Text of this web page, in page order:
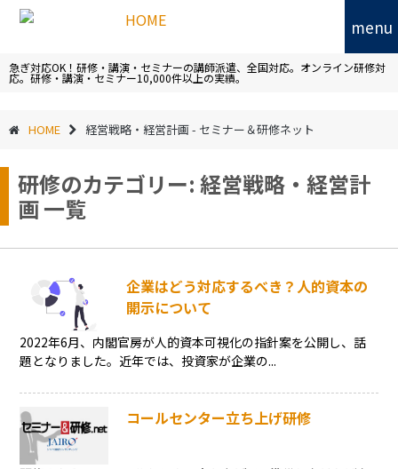
急ぎ対応OK！研修・講演・セミナーの講師派遣、全国対応。オンライン研修対
応。研修・講演・セミナー10,000件以上の実績。
HOME 経営戦略・経営計画 - セミナー＆研修ネット
研修のカテゴリー: 経営戦略・経営計
画一覧
企業はどう対応するべき？人的資本の
開示について
2022年6月、内閣官房が人的資本可視化の指針案を公開し、話
題となりました。近年では、投資家が企業の...
コールセンター立ち上げ研修
menu